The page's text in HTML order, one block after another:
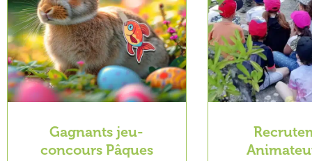
Gagnants jeu-
concours Pâques